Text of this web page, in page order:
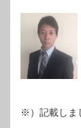
※）記載しま